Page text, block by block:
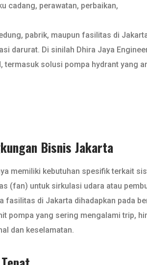
cadang, perawatan, perbaikan,
pabrik, maupun fasilitas di
darurat. Di sinilah Dhira Jaya
termasuk solusi pompa hydrant yang
Bisnis Jakarta
memiliki kebutuhan spesifik terkait
(fan) untuk sirkulasi udara atau
di Jakarta dihadapkan pada
pompa yang sering mengalami trip,
dan keselamatan.